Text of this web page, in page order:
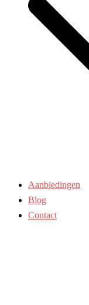
Aanbiedingen
Blog
Contact